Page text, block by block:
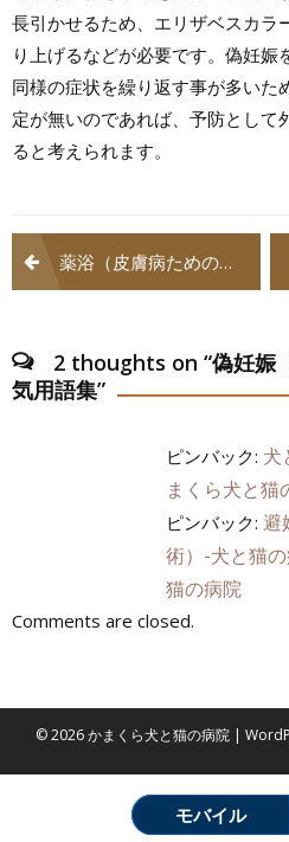
長引かせるため、エリザベスカラ
り上げるなどが必要です。偽妊娠
同様の症状を繰り返す事が多いた
定が無いのであれば、予防として
ると考えられます。
投
稿
ナ
ビ
ン
薬浴（皮膚病ためのシャンプー療法）-犬と猫の病気用語集
2 thoughts on “偽妊娠
気用語集”
ピンバック: 犬
まくら犬と猫
ピンバック: 避
術）-犬と猫
猫の病院
Comments are closed.
© 2026 かまくら犬と猫の病院 |
モバイル